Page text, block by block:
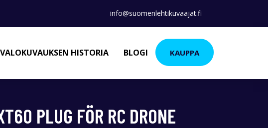
info@suomenlehtikuvaajat.fi
VALOKUVAUKSEN HISTORIA BLOGI KAUPPA
PLUG FÖR RC DRONE